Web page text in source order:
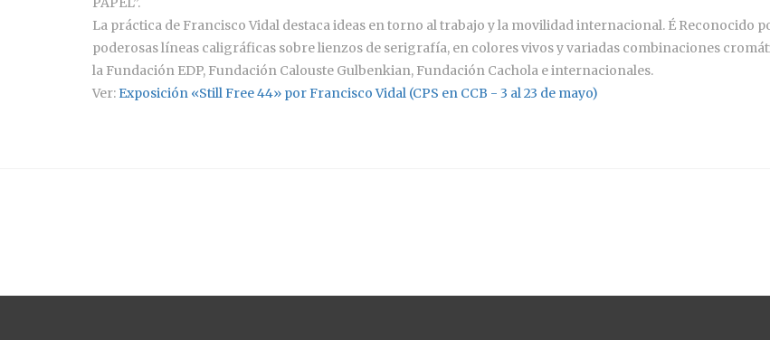
La práctica de Francisco Vidal destaca ideas en torno al trabajo y la movilidad internacional. É Reconocido
poderosas líneas caligráficas sobre lienzos de serigrafía, en colores vivos y variadas combinaciones
la Fundación EDP, Fundación Calouste Gulbenkian, Fundación Cachola e internacionales.
Ver: Exposición «Still Free 44» por Francisco Vidal (CPS en CCB - 3 al 23 de mayo)